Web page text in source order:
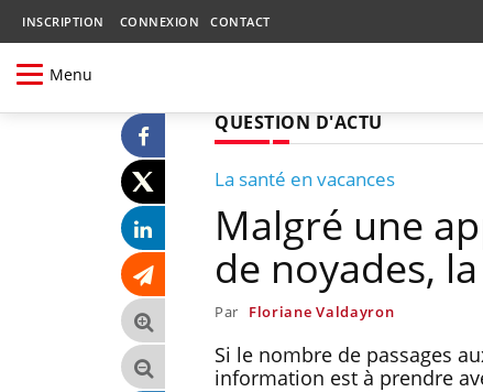
INSCRIPTION CONNEXION CONTACT
Menu
QUESTION D'ACTU
La santé en vacances
Malgré une
de noyades,
Par Floriane Valdayron
Si le nombre de passages
information est à prendre